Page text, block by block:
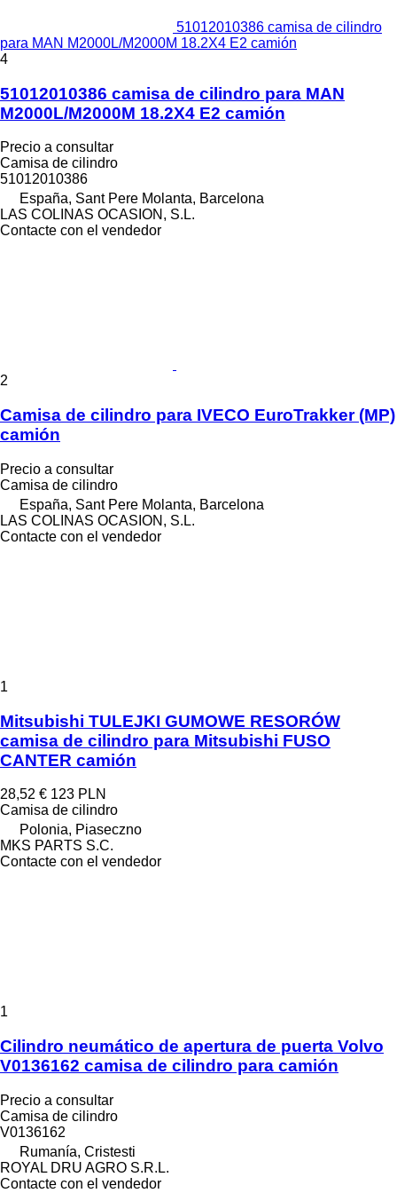
51012010386 camisa de cilindro
para MAN M2000L/M2000M 18.2X4 E2 camión
4
51012010386 camisa de cilindro para MAN
M2000L/M2000M 18.2X4 E2 camión
Precio a consultar
Camisa de cilindro
51012010386
España, Sant Pere Molanta, Barcelona
LAS COLINAS OCASION, S.L.
Contacte con el vendedor
2
Camisa de cilindro para IVECO EuroTrakker (MP)
camión
Precio a consultar
Camisa de cilindro
España, Sant Pere Molanta, Barcelona
LAS COLINAS OCASION, S.L.
Contacte con el vendedor
1
Mitsubishi TULEJKI GUMOWE RESORÓW
camisa de cilindro para Mitsubishi FUSO
CANTER camión
28,52 € 123 PLN
Camisa de cilindro
Polonia, Piaseczno
MKS PARTS S.C.
Contacte con el vendedor
1
Cilindro neumático de apertura de puerta Volvo
V0136162 camisa de cilindro para camión
Precio a consultar
Camisa de cilindro
V0136162
Rumanía, Cristesti
ROYAL DRU AGRO S.R.L.
Contacte con el vendedor